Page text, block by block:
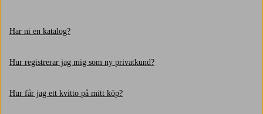
Har ni en katalog?
Hur registrerar jag mig som ny privatkund?
Hur får jag ett kvitto på mitt köp?